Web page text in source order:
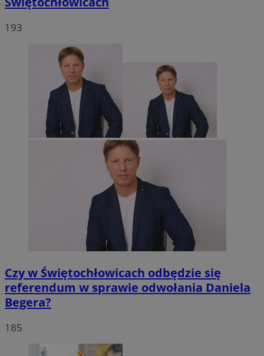
193
Czy w Świętochłowicach odbędzie się
referendum w sprawie odwołania Daniela
Begera?
185